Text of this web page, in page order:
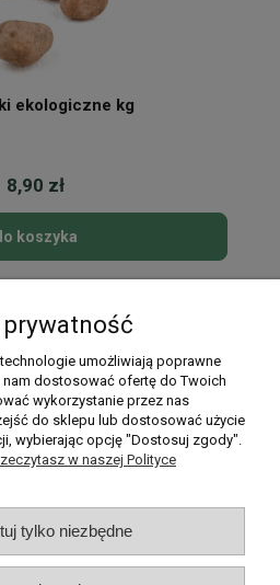
ekologiczne kg
8,90 zł
koszyka
konto
i dostawa
O nas
umożliwiają poprawne
nam dostosować ofertę do Twoich
wykorzystanie przez nas
do sklepu lub dostosować użycie
wybierając opcję "Dostosuj zgody".
w naszej Polityce
tylko niezbędne